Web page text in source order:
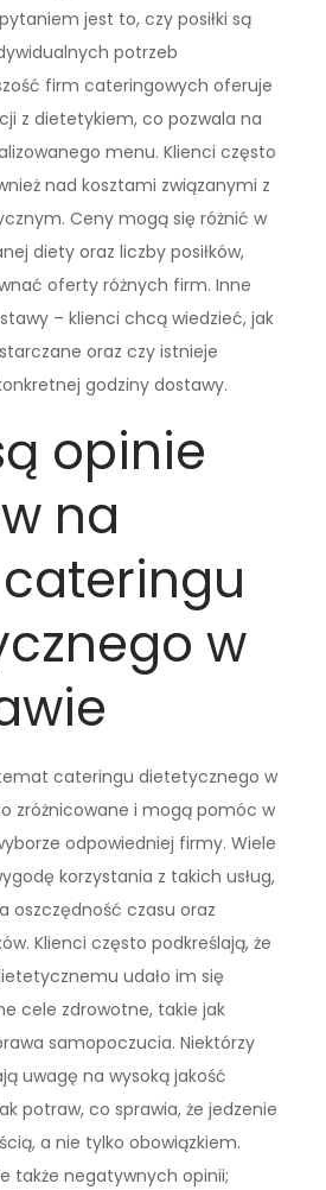
jest to, czy posiłki są
potrzeb
firm cateringowych oferuje
z dietetykiem, co pozwala na
menu. Klienci często
nad kosztami związanymi z
Ceny mogą się różnić w
diety oraz liczby posiłków,
oferty różnych firm. Inne
– klienci chcą wiedzieć, jak
oraz czy istnieje
godziny dostawy.
opinie
na
w
cateringu dietetycznego w
zróżnicowane i mogą pomóc w
odpowiedniej firmy. Wiele
korzystania z takich usług,
oszczędność czasu oraz
Klienci często podkreślają, że
udało im się
cele zdrowotne, takie jak
samopoczucia. Niektórzy
uwagę na wysoką jakość
potraw, co sprawia, że jedzenie
a nie tylko obowiązkiem.
także negatywnych opinii;